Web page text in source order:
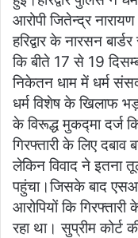
p
p
o
o
k
आरोपी जितेन्द्र
हरिद्वार के नारसन
कि बीते 17 से 19
निकेतन धाम में धर्म
धर्म विशेष के खिलाफ
के विरूद्ध मुकद्मा दर्ज
गिरफ्तारी के लिए दबाव
लेकिन विवाद ने इतना
पहुंचा।जिसके बाद
आरोपियों कि
रहा था। सुप्रीम